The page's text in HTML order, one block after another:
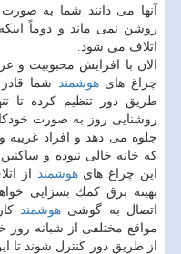
آنها می دانند شما به
روشن نمی ماند و دوماً
اتلاف می شود.
الان با افزایش محبوبیت
چراغ هایهوشمند
شما قادر
طریق دور تنظیم كرده تا
روشنایی روز به صورت
جلوه می دهد و افراد غریبه
كه خانه خالی نبوده و
این چراغ هایهوشمند از
بهینه برق كمك بسزایی
اتصال به گوشی هوشمند
مواقع مختلفی از شبانه
از طریق دور كنترل شوند تا